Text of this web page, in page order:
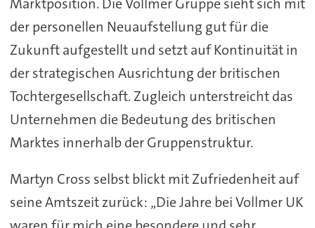
der personellen Neuaufstellung gut für die
Zukunft aufgestellt und setzt auf Kontinuität in
der strategischen Ausrichtung der britischen
Tochtergesellschaft. Zugleich unterstreicht das
Unternehmen die Bedeutung des britischen
Marktes innerhalb der Gruppenstruktur.
Martyn Cross selbst blickt mit Zufriedenheit auf
seine Amtszeit zurück: „Die Jahre bei Vollmer UK